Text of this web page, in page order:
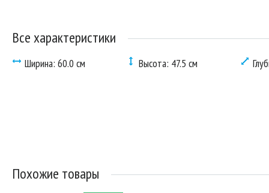
Все характеристики
Ширина: 60.0 см Высота: 47.5 см
Похожие товары